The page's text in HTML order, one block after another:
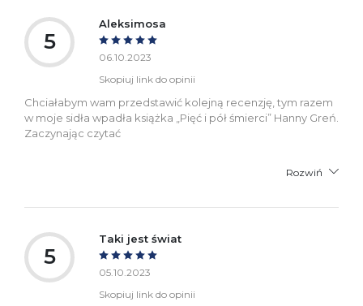
5
Aleksimosa
06.10.2023
Skopiuj link do opinii
Chciałabym wam przedstawić kolejną recenzję, tym razem
w moje sidła wpadła książka „Pięć i pół śmierci” Hanny Greń.
Zaczynając czytać
Rozwiń
5
Taki jest świat
05.10.2023
Skopiuj link do opinii